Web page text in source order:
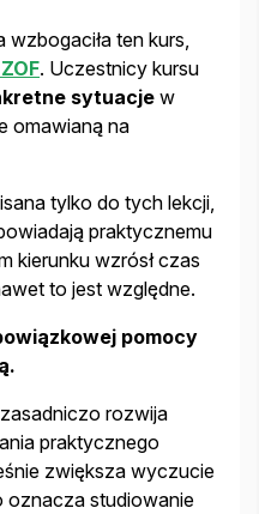
ten kurs,
. Uczestnicy kursu
sytuacjew
omawianą na
tylko do tych lekcji,
praktycznemu
kierunku wzrósł czas
to jest względne.
pomocy
rozwija
praktycznego
zwiększa wyczucie
oznacza studiowanie